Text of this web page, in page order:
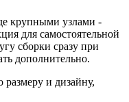
крупными узлами -
для самостоятельной
сборки сразу при
дополнительно.
и дизайну,